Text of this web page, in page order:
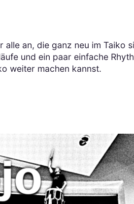
an, die ganz neu im Taiko
und ein paar einfache
weiter machen kannst.